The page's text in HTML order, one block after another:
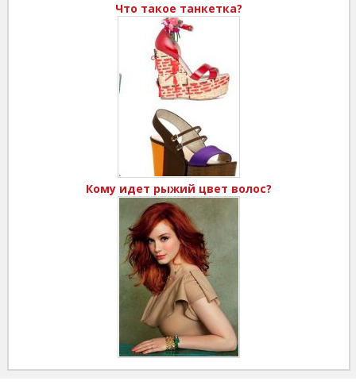
Что такое танкетка?
Кому идет рыжий цвет волос?